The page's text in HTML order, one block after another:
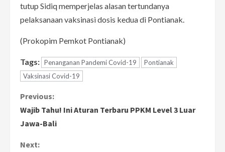
tutup Sidiq memperjelas alasan tertundanya
pelaksanaan vaksinasi dosis kedua di Pontianak.
(Prokopim Pemkot Pontianak)
Tags: Penanganan Pandemi Covid-19
Pontianak
Vaksinasi Covid-19
C
o
n
Previous:
Wajib Tahu! Ini Aturan Terbaru PPKM Level 3 Luar
Jawa-Bali
Next: